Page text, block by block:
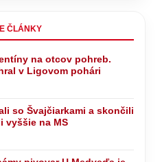
ČLÁNKY
na otcov pohreb.
v Ligovom pohári
so Švajčiarkami a skončili
vyššie na MS